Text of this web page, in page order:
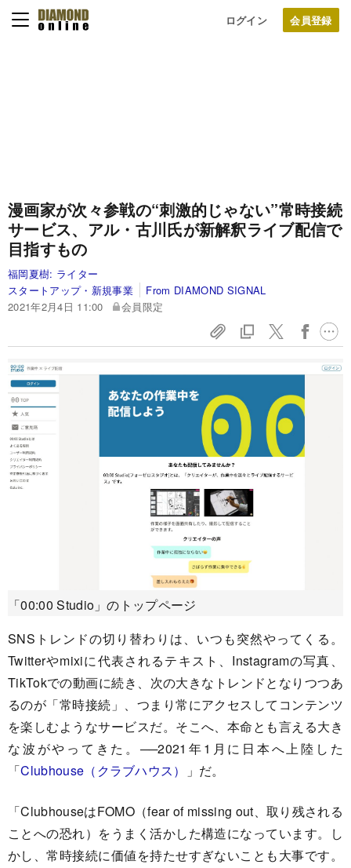
ログイン
漫画家が次々参戦の“刺激的じゃない”常時接続
サービス、アル・古川氏が新解釈ライブ配信で
目指すもの
福岡夏樹: ライター
スタートアップ・新規事業
From DIAMOND SIGNAL
2021年2月4日 11:00
会員限定
「00:00 Studio」のトップページ
SNSトレンドの切り替わりは、いつも突然やってくる。
Twitterやmixiに代表されるテキスト、Instagramの写真、
TikTokでの動画に続き、次の大きなトレンドとなりつつあ
るのが「常時接続」、つまり常にアクセスしてコンテンツ
を楽しむようなサービスだ。そこへ、本命とも言える大き
な波がやってきた。──2021年1月に日本へ上陸した
「Clubhouse（クラブハウス） 」だ。
「ClubhouseはFOMO（fear of missing out、取り残される
ことへの恐れ）をうまく活かした構造になっています。し
かし、常時接続に価値を持たせすぎないことも大事です。